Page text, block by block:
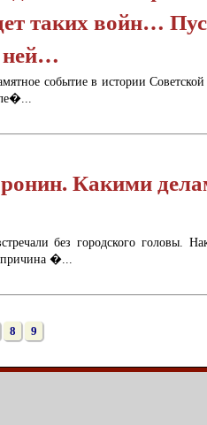
таких войн…
событие в истории
Какими
без городского головы.
причина �...
8 9